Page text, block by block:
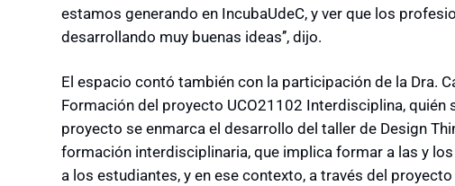
estamos generando en IncubaUdeC, y ver que los
desarrollando muy buenas ideas’’, dijo.
El espacio contó también con la participación de la Dra.
Formación del proyecto UCO21102 Interdisciplina, quién
proyecto se enmarca el desarrollo del taller de Design
formación interdisciplinaria, que implica formar a las y
a los estudiantes, y en ese contexto, a través del